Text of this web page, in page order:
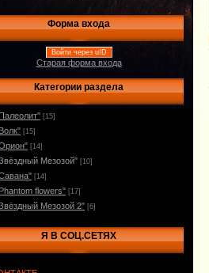
Форма входа
Войти через uID
Старая форма входа
Категории раздела
[15]
[15]
[14]
Мезозой" [10]
[14]
flowers" [17]
Мезозой 2" [6]
Я В СОЦ.СЕТЯХ